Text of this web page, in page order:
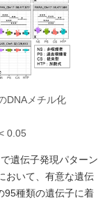
DNAメチル化
0.05
遺伝子発現パターン
おいて、有意な遺伝
95種類の遺伝子に着